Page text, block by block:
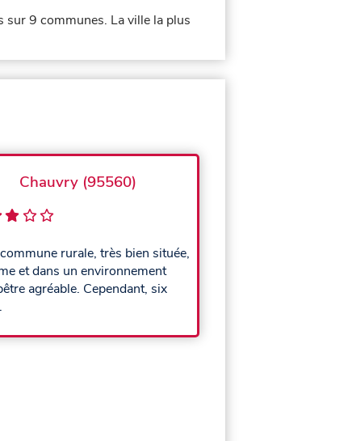
sur 9 communes. La ville la plus
Chauvry (95560)
rurale, très bien située,
et dans un environnement
agréable. Cependant, six